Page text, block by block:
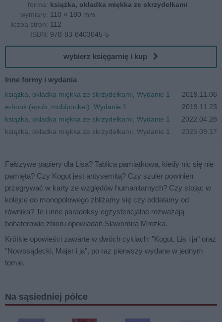
forma: książka, okładka miękka ze skrzydełkami
wymiary: 110 × 180 mm
liczba stron: 112
ISBN: 978-83-8403045-5
wybierz księgarnię i kup
Inne formy i wydania
książka, okładka miękka ze skrzydełkami, Wydanie 1
2019.11.06
e-book (epub, mobipocket), Wydanie 1
2019.11.23
książka, okładka miękka ze skrzydełkami, Wydanie 1
2022.04.28
książka, okładka miękka ze skrzydełkami, Wydanie 1
2025.09.17
Fałszywe papiery dla Lisa? Tablica pamiątkowa, kiedy nic się nie
pamięta? Czy Kogut jest antysemitą? Czy szuler powinien
przegrywać w karty ze względów humanitarnych? Czy stojąc w
kolejce do monopolowego zbliżamy się czy oddalamy od
równika? Te i inne paradoksy egzystencjalne rozważają
bohaterowie zbioru opowiadań Sławomira Mrożka.
Krótkie opowieści zawarte w dwóch cyklach: "Kogut, Lis i ja" oraz
"Nowosądecki, Majer i ja", po raz pierwszy wydane w jednym
tomie.
Na sąsiedniej półce